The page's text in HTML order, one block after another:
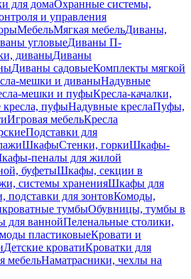
для домаОхранные системы,
и управления
МебельМягкая мебельДиваны,
угловыеДиваны П-
диваныДиваны
Диваны садовыеКомплекты мягкой
мешки и диваныНадувные
мешки и пуфыКресла-качалки,
кресла, пуфыНадувные креслаПуфы,
Игровая мебельКресла
Подставки для
ШкафыСтенки, горкиШкафы-
пеналы для жилой
буфетыШкафы, секции в
системы храненияШкафы для
подставки для зонтовКомоды,
тумбыОбувницы, тумбы в
для ваннойПеленальные столики,
пластиковыеКровати и
Детские кроватиКроватки для
мебельНаматрасники, чехлы на